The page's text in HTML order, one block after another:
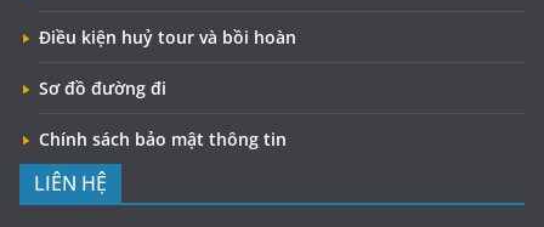
Điều kiện huỷ tour và bồi hoàn
Sơ đồ đường đi
Chính sách bảo mật thông tin
LIÊN HỆ